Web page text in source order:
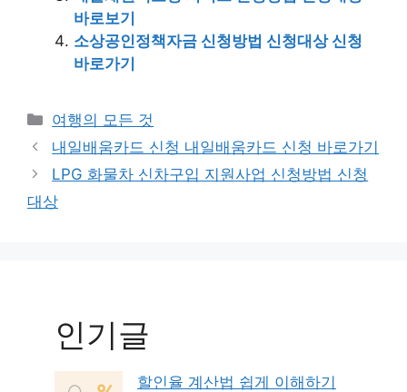
바로보기
소상공인정책자금 신청방법 신청대상 신청
바로가기
Categories
여행의 모든 것
Post
navigation
내일배움카드 신청 내일배움카드 신청 바로가기
LPG 화물차 신차구입 지원사업 신청방법 신청
대상
인기글
할인율 계산법 쉽게 이해하기